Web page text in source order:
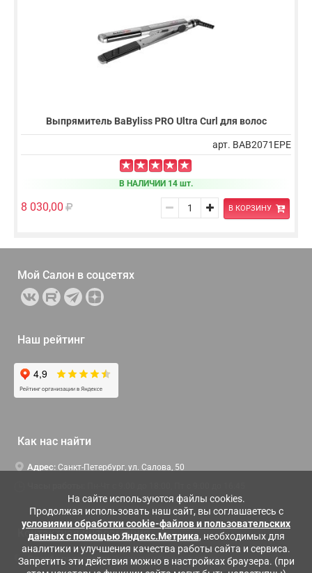
На сайте используются файлы cookies.
Продолжая использовать наш сайт, вы соглашаетесь с
условиями обработки cookie-файлов и пользовательских
данных с помощью Яндекс.Метрика, необходимых для
аналитики и улучшения качества работы сайта и сервиса.
Запретить эти действия можно в настройках браузера. (при
Выпрямитель BaByliss PRO Ultra Curl для волос
арт. BAB2071EPE
В НАЛИЧИИ 14 шт.
8 030,00 В КОРЗИНУ
Мой Салон в соцсетях
Наш рейтинг
Как нас найти
Адрес: Санкт-Петербург, ул. Салова, 50
Контактная информация
Служба поддержки: Заказать обратный звонок